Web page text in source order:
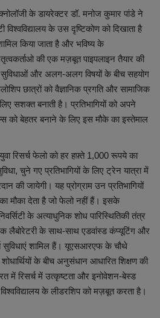
के डायरेक्टर डॉ. मनोज कुमार पांडे ने
विश्वविद्यालय के उस दृष्टिकोण को दिखाता है
किया जाता है और भविष्य के
की एक मज़बूत पाइपलाइन तैयार की
सुविधाओं और अलग-अलग विषयों के बीच सहयोग
छात्रों को वैज्ञानिक प्रगति और सामाजिक
सशक्त बनाती है। प्रतिभागियों को अपने
को बेहतर बनाने के लिए इस मौके का इस्तेमाल
रिसर्च फेलो को हर हफ़्ते 1,000 रूपये का
चुने गए प्रतिभागियों के लिए ट्रेन यात्रा में
जायेगी। यह प्रोग्राम उन प्रतिभागियों
मौका देता है जो फेलो नहीं हैं। इसके
के अत्याधुनिक शोध पारिस्थितिकी तंत्र
लैबोरेटरी के साथ-साथ एडवांस्ड कंप्यूटिंग और
सुविधाएं शामिल हैं। यूएसआरएफ के चौथे
के बीच अनुसंधान आधारित शिक्षण की
में रिसर्च में उत्कृष्टता और इनोवेशन-बेस्ड
विश्वविद्यालय के लीडरशिप को मज़बूत करता है।